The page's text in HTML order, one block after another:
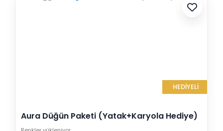
HEDİYELİ
Aura Düğün Paketi (Yatak+Karyola Hediye)